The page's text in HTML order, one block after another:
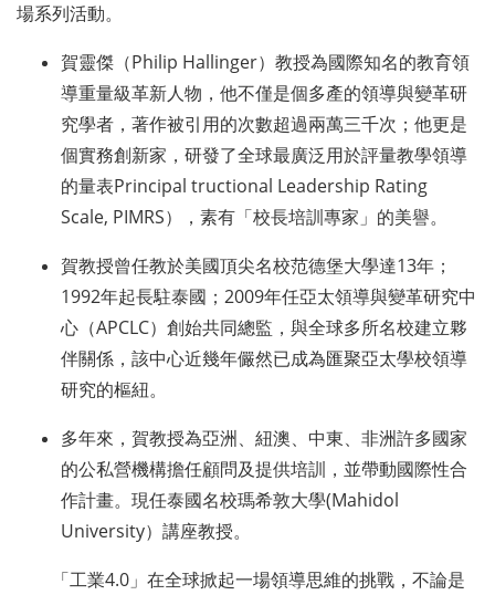
場系列活動。
賀靈傑（Philip Hallinger）教授為國際知名的教育領
導重量級革新人物，他不僅是個多產的領導與變革研
究學者，著作被引用的次數超過兩萬三千次；他更是
個實務創新家，研發了全球最廣泛用於評量教學領導
的量表Principal tructional Leadership Rating
Scale, PIMRS），素有「校長培訓專家」的美譽。
賀教授曾任教於美國頂尖名校范德堡大學達13年；
1992年起長駐泰國；2009年任亞太領導與變革研究中
心（APCLC）創始共同總監，與全球多所名校建立夥
伴關係，該中心近幾年儼然已成為匯聚亞太學校領導
研究的樞紐。
多年來，賀教授為亞洲、紐澳、中東、非洲許多國家
的公私營機構擔任顧問及提供培訓，並帶動國際性合
作計畫。現任泰國名校瑪希敦大學(Mahidol
University）講座教授。
「工業4.0」在全球掀起一場領導思維的挑戰，不論是